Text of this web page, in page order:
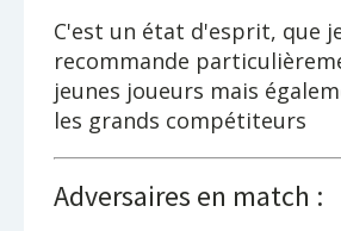
C'est un état d'esprit, que
recommande
jeunes joueurs mais
les grands compétiteurs
Adversaires en match :